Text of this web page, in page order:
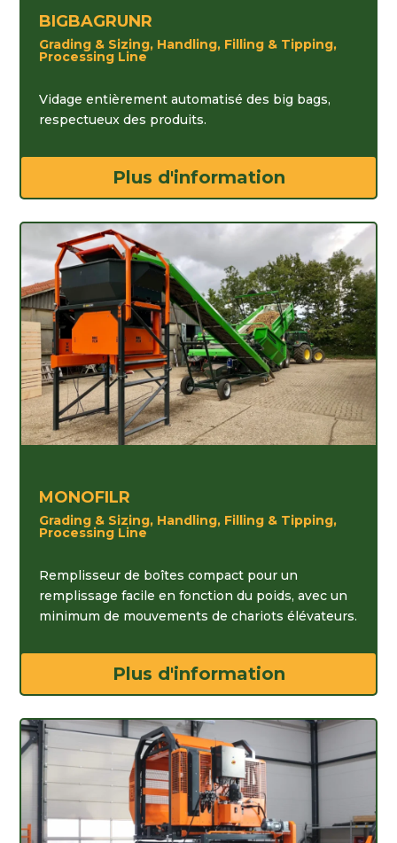
BIGBAGRUNR
Grading & Sizing, Handling, Filling & Tipping,
Processing Line
Vidage entièrement automatisé des big bags,
respectueux des produits.
Plus d'information
MONOFILR
Grading & Sizing, Handling, Filling & Tipping,
Processing Line
Remplisseur de boîtes compact pour un
remplissage facile en fonction du poids, avec un
minimum de mouvements de chariots élévateurs.
Plus d'information